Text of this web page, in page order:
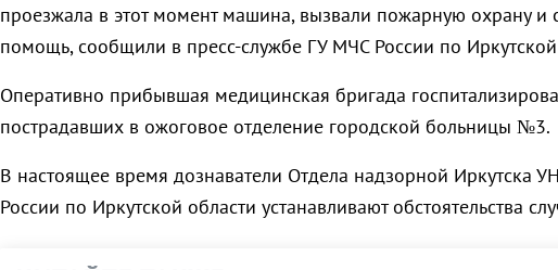
проезжала в этот момент машина, вызвали пожарную охрану и
помощь,сообщили в пресс-службе ГУ МЧС России по Иркутской
Оперативно прибывшая медицинская бригада
пострадавших в ожоговое отделение городской больницы №3.
В настоящее время дознаватели Отдела надзорной Иркутска
России по Иркутской области устанавливают обстоятельства